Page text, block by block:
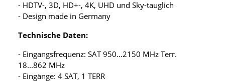
- HDTV-, 3D, HD+-, 4K, UHD und Sky-tauglich
- Design made in Germany
Technische Daten:
- Eingangsfrequenz: SAT 950...2150 MHz Terr.
18...862 MHz
- Eingänge: 4 SAT, 1 TERR